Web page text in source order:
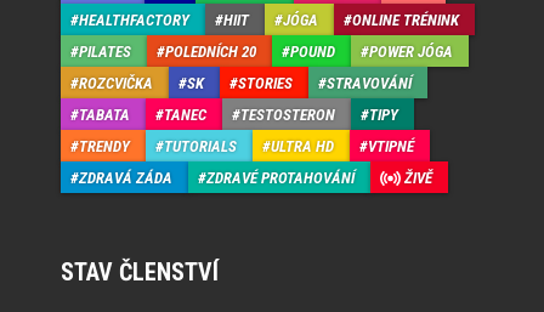
HEALTHFACTORY
HIIT JÓGA
ONLINE TRÉNINK
PILATES
POLEDNÍCH 20 POUND
POWER JÓGA
ROZCVIČKA
SK STORIES
STRAVOVÁNÍ
TABATA
TANEC TESTOSTERON
TIPY
TRENDY
TUTORIALS ULTRA HD
VTIPNÉ
ZDRAVÁ ZÁDA
ZDRAVÉ PROTAHOVÁNÍ ŽIVĚ
STAV ČLENSTVÍ